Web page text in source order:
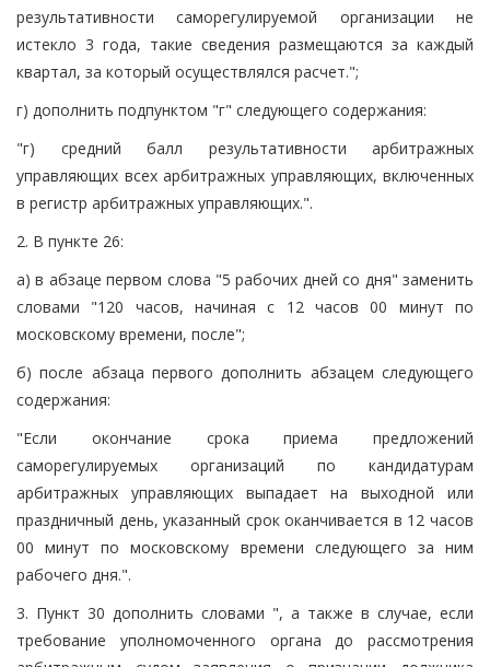
результативности саморегулируемой организации не
истекло 3 года, такие сведения размещаются за каждый
квартал, за который осуществлялся расчет.";
г) дополнить подпунктом "г" следующего содержания:
"г) средний балл результативности арбитражных
управляющих всех арбитражных управляющих, включенных
в регистр арбитражных управляющих.".
2. В пункте 26:
а) в абзаце первом слова "5 рабочих дней со дня" заменить
словами "120 часов, начиная с 12 часов 00 минут по
московскому времени, после";
б) после абзаца первого дополнить абзацем следующего
содержания:
"Если окончание срока приема предложений
саморегулируемых организаций по кандидатурам
арбитражных управляющих выпадает на выходной или
праздничный день, указанный срок оканчивается в 12 часов
00 минут по московскому времени следующего за ним
рабочего дня.".
3. Пункт 30 дополнить словами ", а также в случае, если
требование уполномоченного органа до рассмотрения